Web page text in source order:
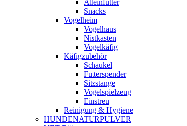
Alleinfutter
Snacks
Vogelheim
Vogelhaus
Nistkasten
Vogelkäfig
Käfigzubehör
Schaukel
Futterspender
Sitzstange
Vogelspielzeug
Einstreu
Reinigung & Hygiene
HUNDENATURPULVER